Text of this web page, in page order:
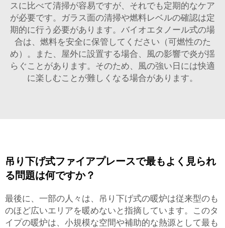
スに比べて清掃が容易ですが、それでも定期的なケア
が必要です。ガラス面の清掃や燃料レベルの確認は定
期的に行う必要があります。バイオエタノール式の場
合は、燃料を安全に保管してください（可燃性のた
め）。また、屋外に設置する場合、風の影響で炎が揺
らぐことがあります。そのため、風の強い日には快適
に楽しむことが難しくなる場合があります。
吊り下げ式ファイアプレースで最もよく見られ
る問題は何ですか？
最後に、一部の人々は、吊り下げ式の暖炉は従来型のも
のほど広いエリアを暖めないと指摘しています。このタ
イプの暖炉は、小規模な空間や補助的な熱源として最も